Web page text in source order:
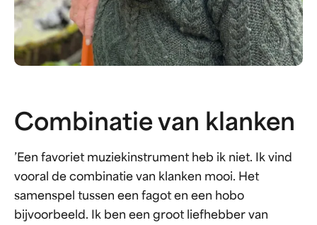
Combinatie van klanken
’Een favoriet muziekinstrument heb ik niet. Ik vind
vooral de combinatie van klanken mooi. Het
samenspel tussen een fagot en een hobo
bijvoorbeeld. Ik ben een groot liefhebber van